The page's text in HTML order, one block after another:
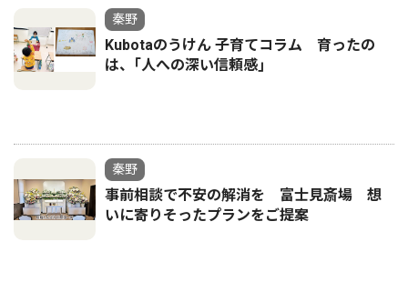
秦野
Kubotaのうけん 子育てコラム 育ったの
は、｢人への深い信頼感｣
秦野
事前相談で不安の解消を 富士見斎場 想
いに寄りそったプランをご提案